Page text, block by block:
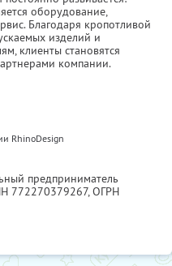
оборудование,
Благодаря кропотливой
изделий и
клиенты становятся
компании.
RhinoDesign
предприниматель
772270379267, ОГРН